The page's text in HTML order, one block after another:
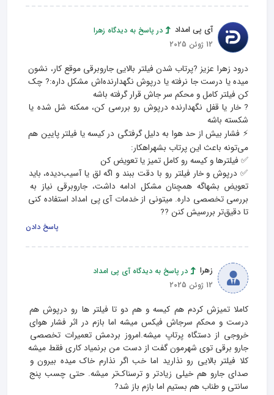
آی پی امداد
در پاسخ به دیدگاه زهرا
12 ژوئن 2025
درود زهرا عزیز ?پرتاب شدن فیلتر بالایی جاروبرقی موقع کار، نشون
میده یا درست جا نرفته یا درپوش نگهدارنده‌اش مشکل داره:? چک
? خار یا قفل نگهدارنده درپوش رو بررسی کن، ممکنه شل شده یا
⚡️ فشار بیش از حد هوا به دلیل گرفتگی در کیسه یا فیلتر پایین هم
✅ درپوش و خار فیلتر رو با دقت ببند و اگه لق یا آسیب‌دیده، باید
تعویض بشهاگه همچنان مشکل ادامه داشت، جاروبرقی نیاز به
بررسی تخصصی داره. میتونی از خدمات آی‌ پی‌ امداد استفاده کنی
تا دقیق‌تر بررسیش کنن ?‍?
پاسخ دادن
زهرا
در پاسخ به دیدگاه آی پی امداد
12 ژوئن 2025
کاملا تمیزش کردم هم کیسه و هم دو تا فیلتر ها رو درپوش هم
درست و محکم سرجاش فیکس میشه اما بازم در اثر فشار هوای
خروجی از دستگاه پرتاپ میشه.امروز بردمش تعمیرات تخصصی
جارو برقی توی شهرمون گفت از دست من برنمیاد کاری فقط میشه
کلا فیلتر بالایی رو نذارید اما خب اگر نذارم خاک میده بیرون و
صدای جارو هم خیلی زیادتر و ترسناک‌تر میشه. حتی چسب پنج
سانتی و طناب هم بستیم اما بازم باز شد?